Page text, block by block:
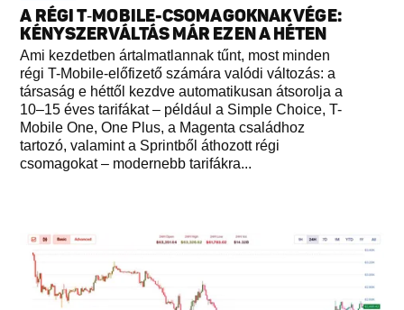
A RÉGI T‑MOBILE-CSOMAGOKNAK VÉGE:
KÉNYSZERVÁLTÁS MÁR EZEN A HÉTEN
Ami kezdetben ártalmatlannak tűnt, most minden
régi T-Mobile-előfizető számára valódi változás: a
társaság e héttől kezdve automatikusan átsorolja a
10–15 éves tarifákat – például a Simple Choice, T-
Mobile One, One Plus, a Magenta családhoz
tartozó, valamint a Sprintből áthozott régi
csomagokat – modernebb tarifákra...